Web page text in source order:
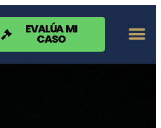
EVALÚA MI
CASO